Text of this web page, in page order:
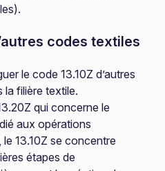
codes textiles
le code 13.10Z d’autres
la filière textile.
qui concerne le
aux opérations
le 13.10Z se concentre
étapes de